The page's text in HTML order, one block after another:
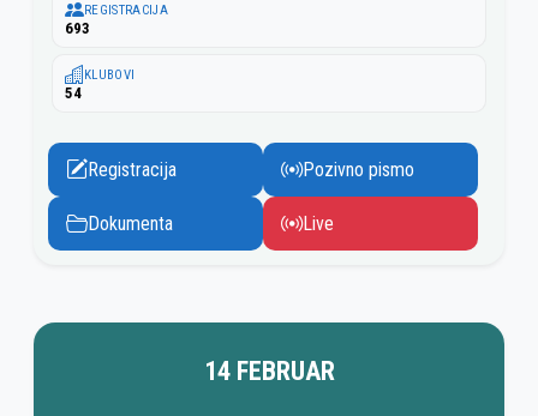
REGISTRACIJA
693
KLUBOVI
54
Registracija Pozivno pismo
Dokumenta Live
14 FEBRUAR